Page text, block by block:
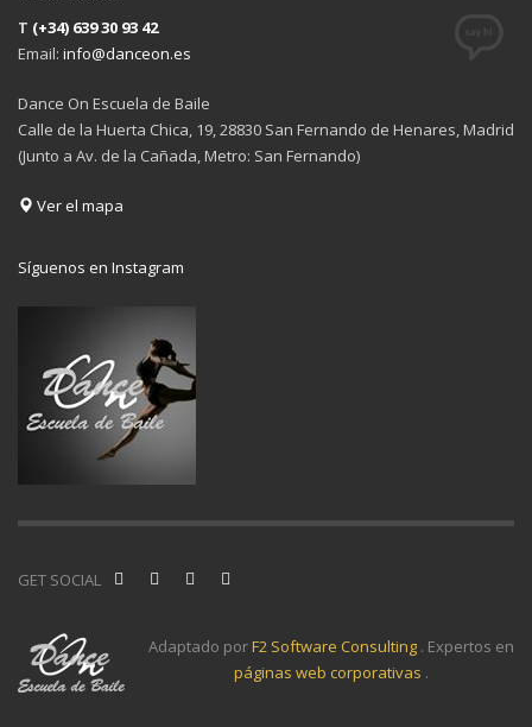
T (+34) 639 30 93 42
Email: info@danceon.es
Dance On Escuela de Baile
Calle de la Huerta Chica, 19, 28830 San Fernando de Henares, Madrid
(Junto a Av. de la Cañada, Metro: San Fernando)
Ver el mapa
Síguenos en Instagram
GET SOCIAL
Adaptado porF2 Software Consulting . Expertos en
páginas web corporativas .